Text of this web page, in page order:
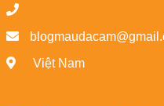
Việt Nam